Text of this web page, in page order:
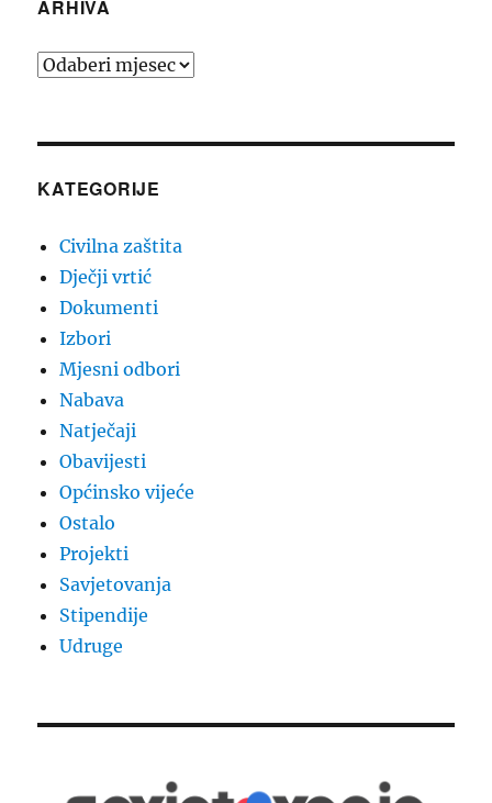
ARHIVA
Arhiva
KATEGORIJE
Civilna zaštita
Dječji vrtić
Dokumenti
Izbori
Mjesni odbori
Nabava
Natječaji
Obavijesti
Općinsko vijeće
Ostalo
Projekti
Savjetovanja
Stipendije
Udruge